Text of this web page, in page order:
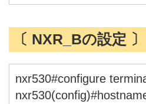
〔 NXR_Bの設定 〕
nxr530#configure